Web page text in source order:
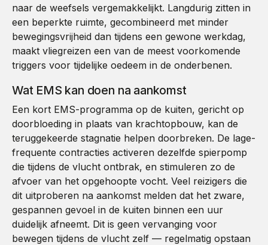
naar de weefsels vergemakkelijkt. Langdurig zitten in
een beperkte ruimte, gecombineerd met minder
bewegingsvrijheid dan tijdens een gewone werkdag,
maakt vliegreizen een van de meest voorkomende
triggers voor tijdelijke oedeem in de onderbenen.
Wat EMS kan doen na aankomst
Een kort EMS-programma op de kuiten, gericht op
doorbloeding in plaats van krachtopbouw, kan de
teruggekeerde stagnatie helpen doorbreken. De lage-
frequente contracties activeren dezelfde spierpomp
die tijdens de vlucht ontbrak, en stimuleren zo de
afvoer van het opgehoopte vocht. Veel reizigers die
dit uitproberen na aankomst melden dat het zware,
gespannen gevoel in de kuiten binnen een uur
duidelijk afneemt. Dit is geen vervanging voor
bewegen tijdens de vlucht zelf — regelmatig opstaan